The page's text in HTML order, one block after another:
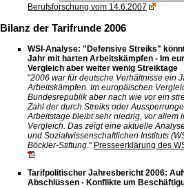
Berufsforschung vom 14.6.2007
Bilanz der Tarifrunde 2006
WSI-Analyse: "Defensive Streiks"
Jahr mit harten Arbeitskämpfen - Im
Vergleich aber weiter wenig Streiktage
"2006 war für deutsche Verhältnisse ein
Arbeitskämpfen. Im europäischen
Bundesrepublik aber nach wie vor ein
Zahl der durch Streiks oder
Arbeitstage bleibt sehr niedrig, vor allem
Vergleich. Das zeigt eine aktuelle
und Sozialwissenschaftlichen Instituts
Böckler-Stiftung." Presseerklärung des
Tarifpolitischer Jahresbericht 2006:
Abschlüssen - Konflikte um